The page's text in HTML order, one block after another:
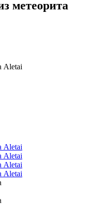
метеорита
Aletai